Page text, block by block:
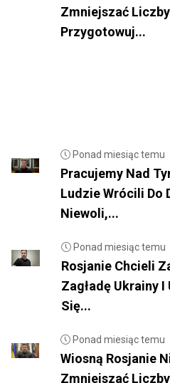
Zmniejszać
Przygotowuj...
Ponad miesiąc temu
Pracujemy Nad
Ludzie Wrócili Do
Niewoli,...
Ponad miesiąc temu
Rosjanie Chcieli
Zagładę Ukrainy
Się...
Ponad miesiąc temu
Wiosną Rosjanie
Zmniejszać